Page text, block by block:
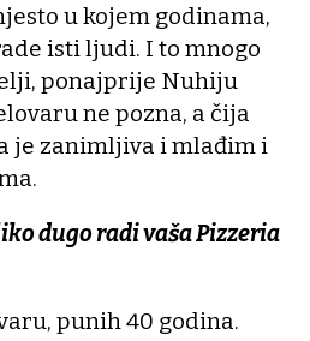
u kojem godinama,
isti ljudi. I to mnogo
ponajprije Nuhiju
ne pozna, a čija
je zanimljiva i mlađim i
dugo radi vaša Pizzeria
punih 40 godina.